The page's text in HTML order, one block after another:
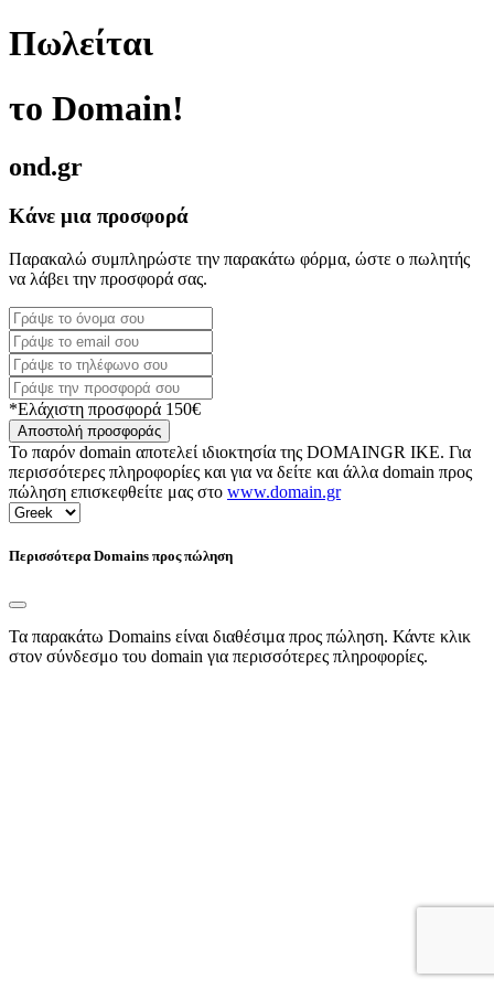
Πωλείται
το Domain!
ond.gr
Κάνε μια προσφορά
Παρακαλώ συμπληρώστε την παρακάτω φόρμα, ώστε ο πωλητής
να λάβει την προσφορά σας.
*Ελάχιστη προσφορά 150€
Αποστολή προσφοράς
Το παρόν domain αποτελεί ιδιοκτησία της DOMAINGR ΙΚΕ. Για
περισσότερες πληροφορίες και για να δείτε και άλλα domain προς
πώληση επισκεφθείτε μας στο www.domain.gr
Περισσότερα Domains προς πώληση
Τα παρακάτω Domains είναι διαθέσιμα προς πώληση. Κάντε κλικ
στον σύνδεσμο του domain για περισσότερες πληροφορίες.